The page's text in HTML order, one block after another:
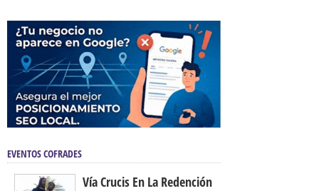
EVENTOS COFRADES
Vía Crucis En La Redención